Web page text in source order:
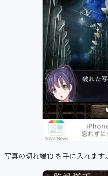
写真の切れ端13 を手に入れます。